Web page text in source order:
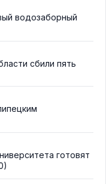
водозаборный
сбили пять
готовят